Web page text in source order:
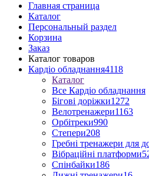
Главная страница
Каталог
Персональный раздел
Корзина
Заказ
Каталог товаров
Кардіо обладнання4118
Каталог
Все Кардіо обладнання
Бігові доріжки1272
Велотренажери1163
Орбітреки990
Степери208
Гребні тренажери для
Вібраційні платформи
Спінбайки186